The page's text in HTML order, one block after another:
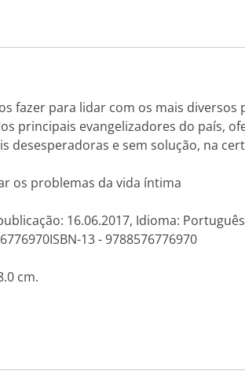
fazer para lidar com os mais
principais evangelizadores do país,
e sem solução, na
os problemas da vida íntima
16.06.2017, Idioma: Português
13 - 9788576776970
cm.